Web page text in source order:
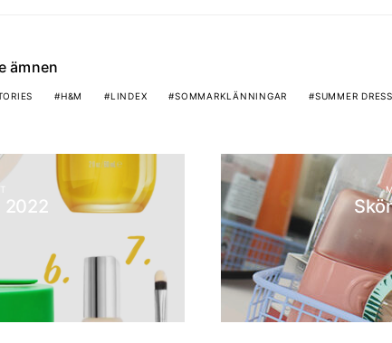
ämnen
H&M LINDEX SOMMARKLÄNNINGAR SUMMER
2022